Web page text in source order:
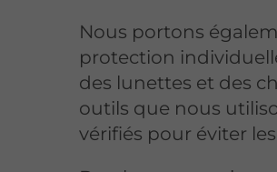
Nous portons
protection
des lunettes et des
outils que nous
vérifiés pour éviter